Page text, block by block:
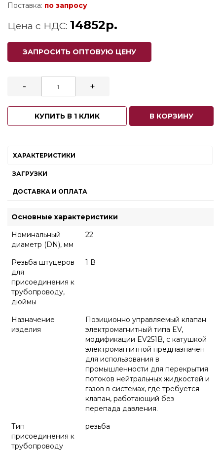
Поставка: по запросу
Цена с НДС: 14852р.
ЗАПРОСИТЬ ОПТОВУЮ ЦЕНУ
- +
КУПИТЬ В 1 КЛИК В КОРЗИНУ
ХАРАКТЕРИСТИКИ
ЗАГРУЗКИ
ДОСТАВКА И ОПЛАТА
Основные характеристики
Номинальный
диаметр (DN), мм
22
Резьба штуцеров
для
присоединения к
трубопроводу,
дюймы
1 В
Назначение
изделия
Позиционно управляемый клапан
электромагнитный типа EV,
модификации EV251B, с катушкой
электромагнитной предназначен
для использования в
промышленности для перекрытия
потоков нейтральных жидкостей и
газов в системах, где требуется
клапан, работающий без
перепада давления.
Тип
присоединения к
трубопроводу
резьба